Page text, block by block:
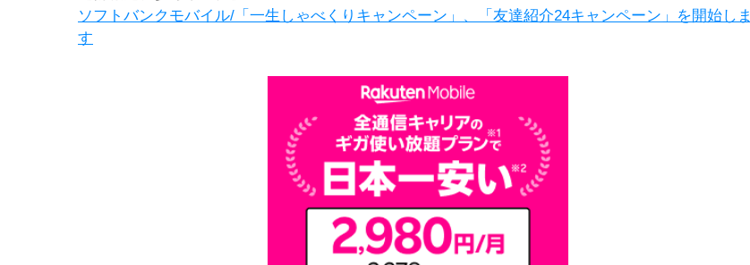
ソフトバンクモバイル/「一生しゃべくりキャンペーン」、「友達紹介24キャンペーン」を開始しま
す